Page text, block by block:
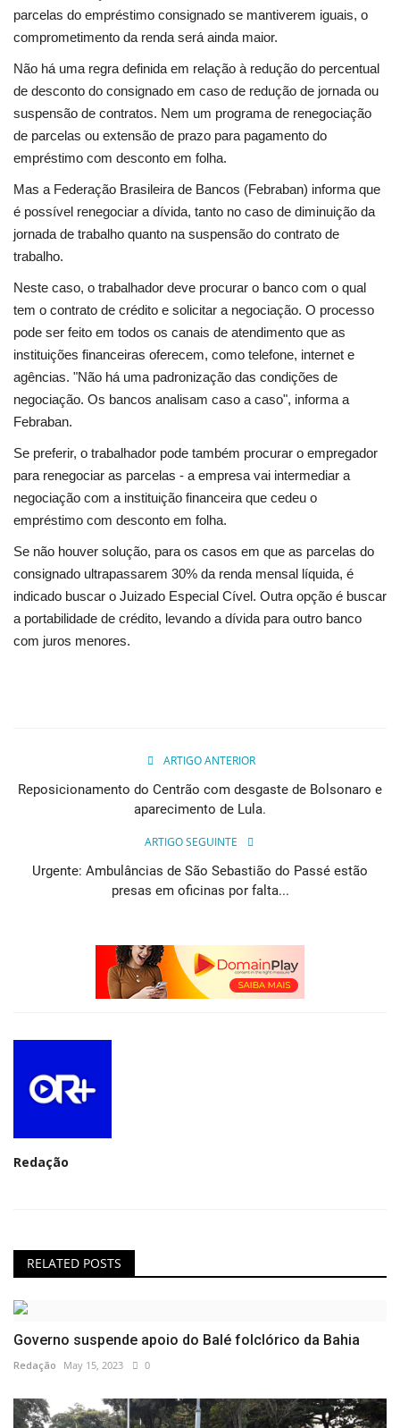
parcelas do empréstimo consignado se mantiverem iguais, o
comprometimento da renda será ainda maior.
Não há uma regra definida em relação à redução do percentual
de desconto do consignado em caso de redução de jornada ou
suspensão de contratos. Nem um programa de renegociação
de parcelas ou extensão de prazo para pagamento do
empréstimo com desconto em folha.
Mas a Federação Brasileira de Bancos (Febraban) informa que
é possível renegociar a dívida, tanto no caso de diminuição da
jornada de trabalho quanto na suspensão do contrato de
trabalho.
Neste caso, o trabalhador deve procurar o banco com o qual
tem o contrato de crédito e solicitar a negociação. O processo
pode ser feito em todos os canais de atendimento que as
instituições financeiras oferecem, como telefone, internet e
agências. "Não há uma padronização das condições de
negociação. Os bancos analisam caso a caso", informa a
Febraban.
Se preferir, o trabalhador pode também procurar o empregador
para renegociar as parcelas - a empresa vai intermediar a
negociação com a instituição financeira que cedeu o
empréstimo com desconto em folha.
Se não houver solução, para os casos em que as parcelas do
consignado ultrapassarem 30% da renda mensal líquida, é
indicado buscar o Juizado Especial Cível. Outra opção é buscar
a portabilidade de crédito, levando a dívida para outro banco
com juros menores.
ARTIGO ANTERIOR
Reposicionamento do Centrão com desgaste de Bolsonaro e
aparecimento de Lula.
ARTIGO SEGUINTE
Urgente: Ambulâncias de São Sebastião do Passé estão
presas em oficinas por falta...
Redação
RELATED POSTS
Governo suspende apoio do Balé folclórico da Bahia
Redação May 15, 2023 0